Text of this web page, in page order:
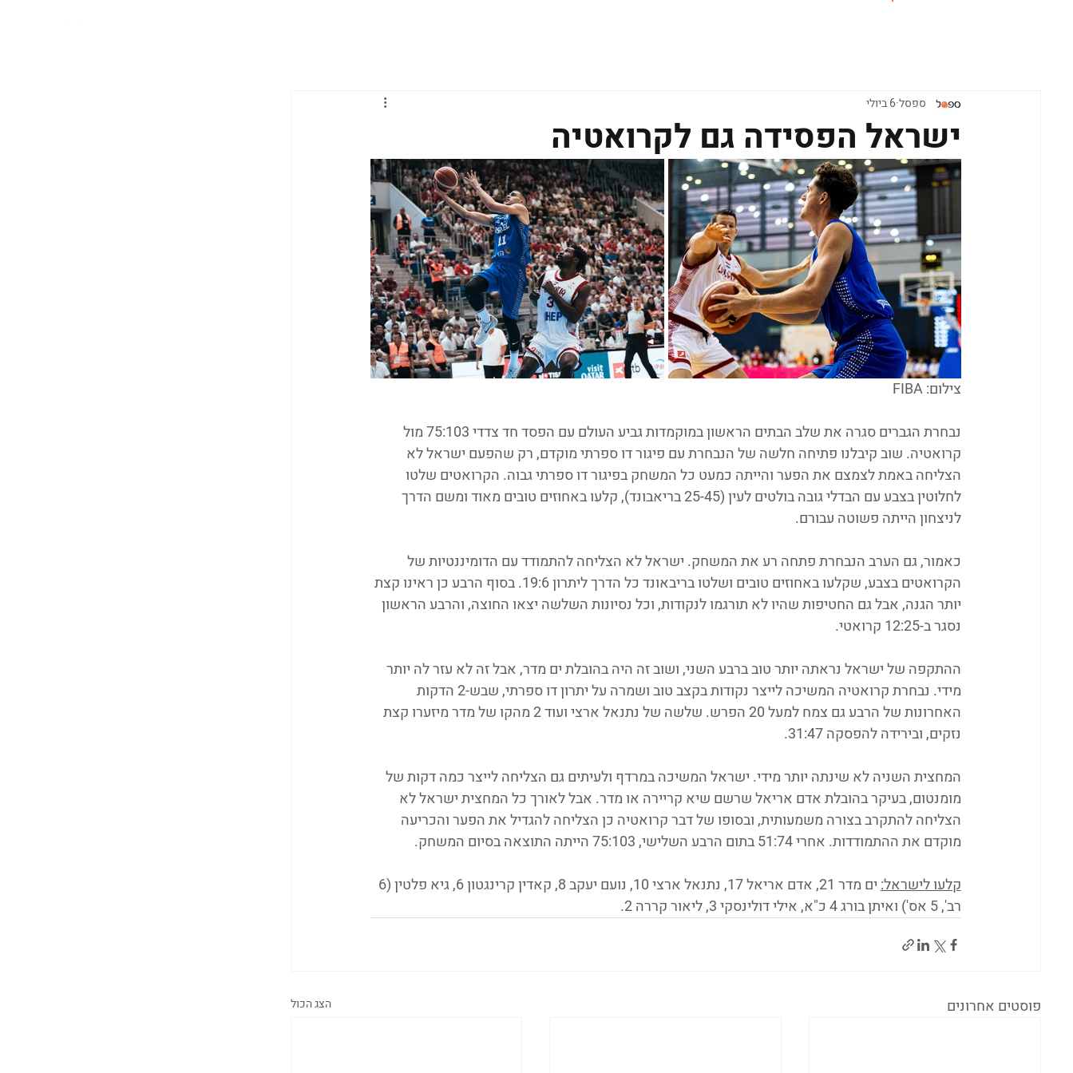
ישראל הפסידה גם לקרואטיה
ספסל 6 ביולי
צילום: FIBA
נבחרת הגברים סגרה את שלב הבתים הראשון במוקמדות גביע העולם עם הפסד חד צדדי 75:103 מול
קרואטיה. שוב קיבלנו פתיחה חלשה של הנבחרת עם פיגור דו ספרתי מוקדם, רק שהפעם ישראל לא
הצליחה באמת לצמצם את הפער והייתה כמעט כל המשחק בפיגור דו ספרתי גבוה. הקרואטים שלטו
לחלוטין בצבע עם הבדלי גובה בולטים לעין (25-45 בריאבונד), קלעו באחוזים טובים מאוד ומשם הדרך
לניצחון הייתה פשוטה עבורם.
כאמור, גם הערב הנבחרת פתחה רע את המשחק. ישראל לא הצליחה להתמודד עם הדומיננטיות של
הקרואטים בצבע, שקלעו באחוזים טובים ושלטו בריבאונד כל הדרך ליתרון 19:6. בסוף הרבע כן ראינו קצת
יותר הגנה, אבל גם החטיפות שהיו לא תורגמו לנקודות, וכל נסיונות השלשה יצאו החוצה, והרבע הראשון
נסגר ב-12:25 קרואטי.
ההתקפה של ישראל נראתה יותר טוב ברבע השני, ושוב זה היה בהובלת ים מדר, אבל זה לא עזר לה יותר
מידי. נבחרת קרואטיה המשיכה לייצר נקודות בקצב טוב ושמרה על יתרון דו ספרתי, שבש-2 הדקות
האחרונות של הרבע גם צמח למעל 20 הפרש. שלשה של נתנאל ארצי ועוד 2 מהקו של מדר מיזערו קצת
נזקים, ובירידה להפסקה 31:47.
המחצית השניה לא שינתה יותר מידי. ישראל המשיכה במרדף ולעיתים גם הצליחה לייצר כמה דקות של
מומנטום, בעיקר בהובלת אדם אריאל שרשם שיא קריירה או מדר. אבל לאורך כל המחצית ישראל לא
הצליחה להתקרב בצורה משמעותית, ובסופו של דבר קרואטיה כן הצליחה להגדיל את הפער והכריעה
מוקדם את ההתמודדות. אחרי 51:74 בתום הרבע השלישי, 75:103 הייתה התוצאה בסיום המשחק.
קלעו לישראל:
רב', 5 אס') ואיתן בורג 4 כ"א, אילי דולינסקי 3, ליאור קררה 2.
פוסטים אחרונים הצג הכול